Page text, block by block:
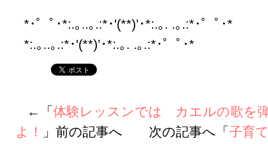
*･゜ﾟ･*:.｡..｡.:*･'(**)’･*:.｡. .｡.:*･゜ﾟ･*
*:.｡..｡.:*･'(**)’･*:.｡. .｡.:*･゜ﾟ･*
←「 体験レッスンでは カエルの歌を
よ！
」前の記事へ 次の記事へ「 子育